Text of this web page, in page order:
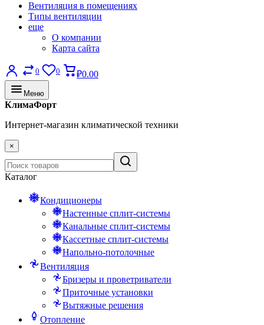
Вентиляция в помещениях
Типы вентиляции
еще
О компании
Карта сайта
0 0 ₽0.00
Меню
КлимаФорт
Интернет-магазин климатической техники
×
Каталог
Кондиционеры
Настенные сплит-системы
Канальные сплит-системы
Кассетные сплит-системы
Напольно-потолочные
Вентиляция
Бризеры и проветриватели
Приточные установки
Вытяжные решения
Отопление